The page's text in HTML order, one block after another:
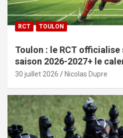
RCT TOULON
Toulon : le RCT
saison 2026-2027+ le
30 juillet 2026 Nicolas Dupre